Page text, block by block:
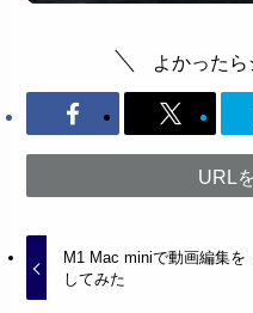
よかったら
URL
M1 Mac miniで動画編集を
してみた